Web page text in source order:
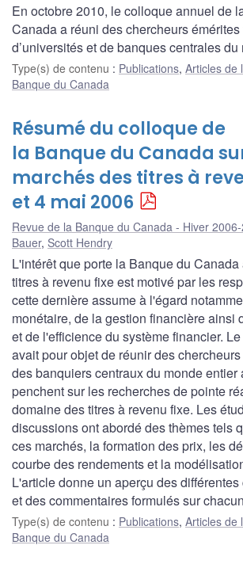
En octobre 2010, le colloque annuel de
Canada a réuni des chercheurs
d’universités et de banques centrales du
Type(s) de contenu : Publications, Articles de
Banque du Canada
Résumé du colloque de
la Banque du Canada
marchés des titres à
et 4 mai 2006
Revue de la Banque du Canada - Hiver
Bauer, Scott Hendry
L'intérêt que porte la Banque du
titres à revenu fixe est motivé par les
cette dernière assume à l'égard
monétaire, de la gestion financière ainsi
et de l'efficience du système financier.
avait pour objet de réunir des
des banquiers centraux du monde entier
penchent sur les recherches de pointe
domaine des titres à revenu fixe. Les
discussions ont abordé des thèmes tels
ces marchés, la formation des prix, les
courbe des rendements et la
L'article donne un aperçu des
et des commentaires formulés sur
Type(s) de contenu : Publications, Articles de
Banque du Canada